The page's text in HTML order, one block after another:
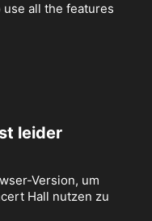
all the features
leider
Version, um
Hall nutzen zu